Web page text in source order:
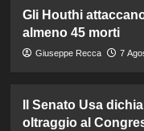
Gli Houthi
almeno 45 morti
Giuseppe Recca 7
Il Senato Usa
oltraggio al